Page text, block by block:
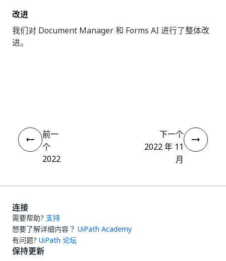
改进
我们对 Document Manager 和 Forms AI 进行了整体改
进。
前一
个
2022
下一个
2022 年 11
月
连接
需要帮助? 支持
想要了解详细内容？ UiPath Academy
有问题? UiPath 论坛
保持更新